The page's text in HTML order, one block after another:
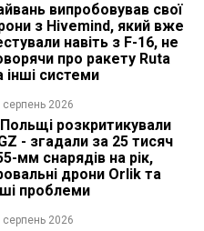
випробовував свої
з Hivemind, який вже
навіть з F-16, не
про ракету Ruta
інші системи
серпень 2026
розкритикували
- згадали за 25 тисяч
мм снарядів на рік,
дрони Orlik та
проблеми
серпень 2026